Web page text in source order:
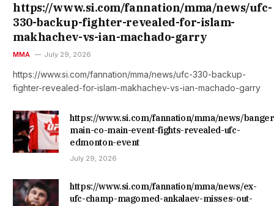
https://www.si.com/fannation/mma/news/ufc-
330-backup-fighter-revealed-for-islam-
makhachev-vs-ian-machado-garry
MMA July 29, 2026
https://www.si.com/fannation/mma/news/ufc-330-backup-
fighter-revealed-for-islam-makhachev-vs-ian-machado-garry
https://www.si.com/fannation/mma/news/
main-co-main-event-fights-revealed-ufc-
edmonton-event
July 29, 2026
https://www.si.com/fannation/mma/news/ex-
ufc-champ-magomed-ankalaev-misses-out-